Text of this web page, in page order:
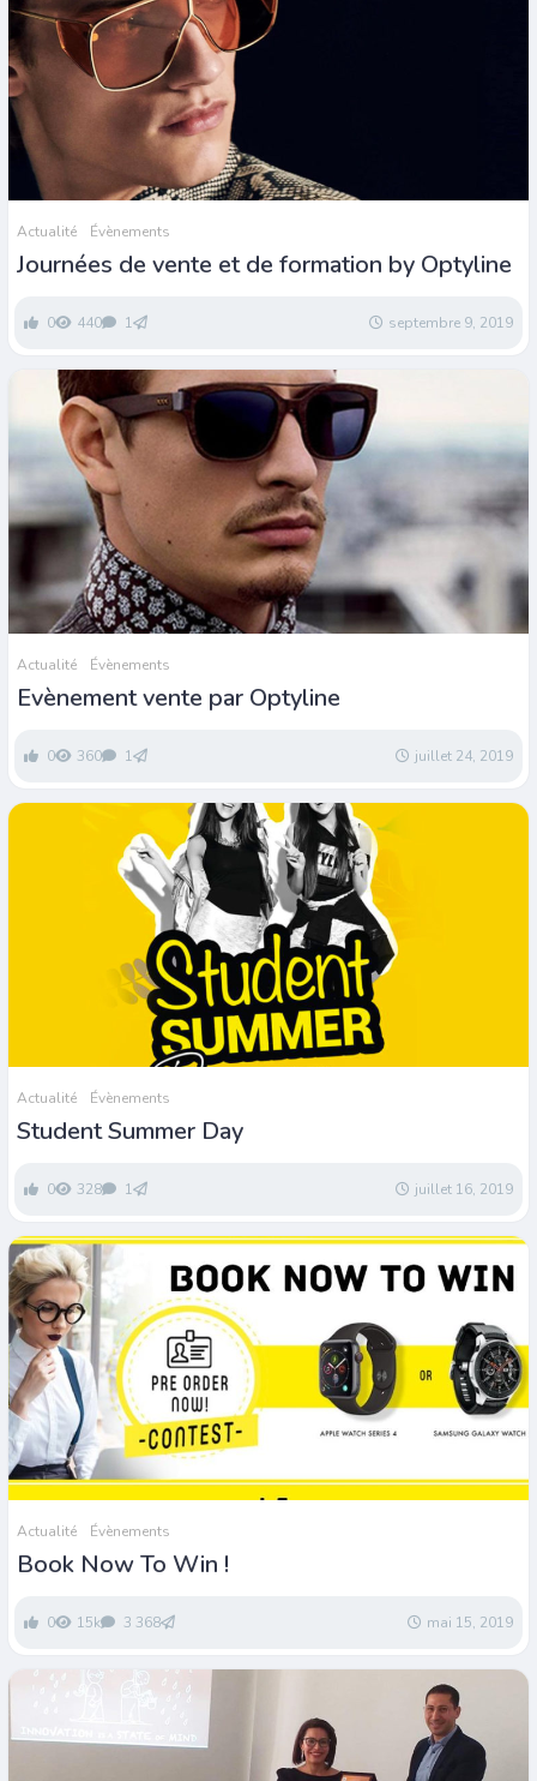
Actualité Évènements
Journées de vente et de formation by Optyline
0 440 1 septembre 9, 2019
Actualité Évènements
Evènement vente par Optyline
0 360 1 juillet 24, 2019
Actualité Évènements
Student Summer Day
0 328 1 juillet 16, 2019
Actualité Évènements
Book Now To Win !
0 15k 3 368 mai 15, 2019